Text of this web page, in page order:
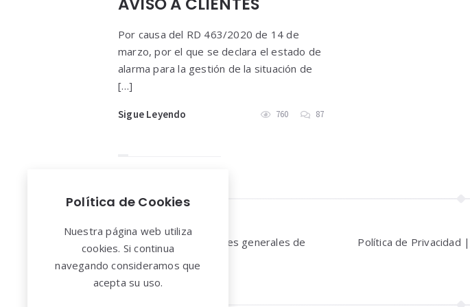
Por causa del RD 463/2020 de 14 de
marzo, por el que se declara el estado de
alarma para la gestión de la situación de
[…]
Sigue Leyendo 760 87
Widgets
Aviso legal y Condiciones generales de
Política de Privacidad |
Política de Cookies
Nuestra página web utiliza
cookies. Si continua
navegando consideramos que
acepta su uso.